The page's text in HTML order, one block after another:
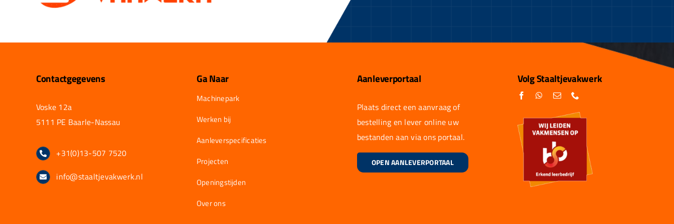
Contactgegevens
Voske 12a
5111 PE Baarle-Nassau
+31(0)13-507 7520
info@staaltjevakwerk.nl
Ga Naar
Machinepark
Werken bij
Aanleverspecificaties
Projecten
Openingstijden
Over ons
Aanleverportaal
Plaats direct een aanvraag of
bestelling en lever online uw
bestanden aan via ons portaal.
OPEN AANLEVERPORTAAL
Volg Staaltjevakwerk